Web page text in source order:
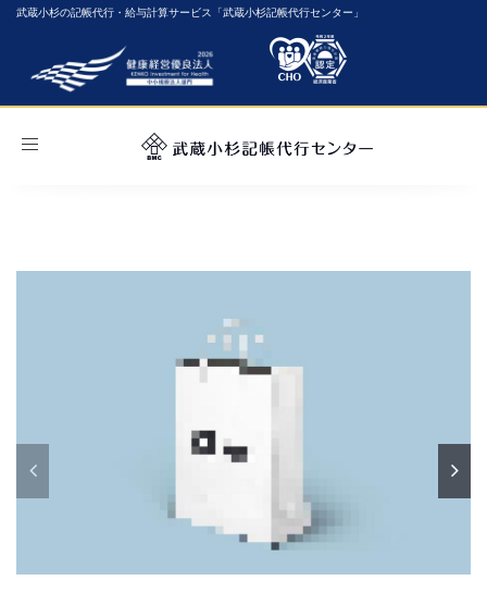
武蔵小杉の記帳代行・給与計算サービス「武蔵小杉記帳代行センター」
Toggle